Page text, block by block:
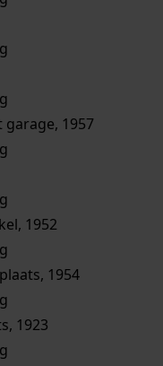
1957
1952
1954
1923